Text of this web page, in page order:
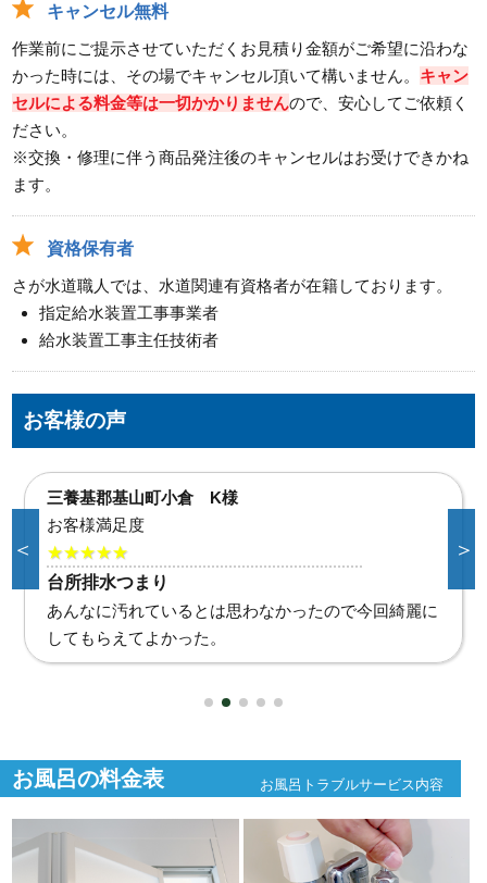
キャンセル無料
作業前にご提示させていただくお見積り金額がご希望に沿わな
かった時には、その場でキャンセル頂いて構いません。 キャン
セルによる料金等は一切かかりませんので、安心してご依頼く
ださい。
※交換・修理に伴う商品発注後のキャンセルはお受けできかね
ます。
資格保有者
さが水道職人では、水道関連有資格者が在籍しております。
指定給水装置工事事業者
給水装置工事主任技術者
お客様の声
小城市三日月町 H様
お客様満足度
★★★★★
台所蛇口破損
台所使えないと不便だったので、すぐ作業してもらえ
て助かりました。
＜ ＞
お風呂の料金表 お風呂トラブルサービス内容